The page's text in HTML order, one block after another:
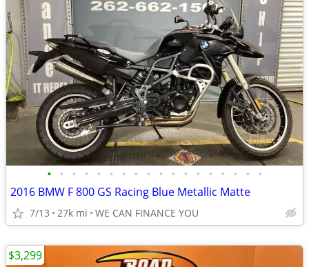
• • • • • • • • • • • • • • • • • •
2016 BMW F 800 GS Racing Blue Metallic Matte
7/13 27k mi WE CAN FINANCE YOU
$3,299